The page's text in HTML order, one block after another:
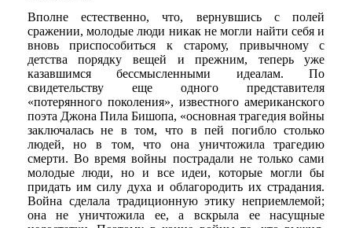
Вполне естественно, что, вернувшись с полей
сражении, молодые люди никак не могли найти себя и
вновь приспособиться к старому, привычному с
детства порядку вещей и прежним, теперь уже
казавшимся бессмысленными идеалам. По
свидетельству еще одного представителя
«потерянного поколения», известного американского
поэта Джона Пила Бишопа, «основная трагедия войны
заключалась не в том, что в пей погибло столько
людей, но в том, что она уничтожила трагедию
смерти. Во время войны пострадали не только сами
молодые люди, но и все идеи, которые могли бы
придать им силу духа и облагородить их страдания.
Война сделала традиционную этику неприемлемой;
она не уничтожила ее, а вскрыла ее насущные